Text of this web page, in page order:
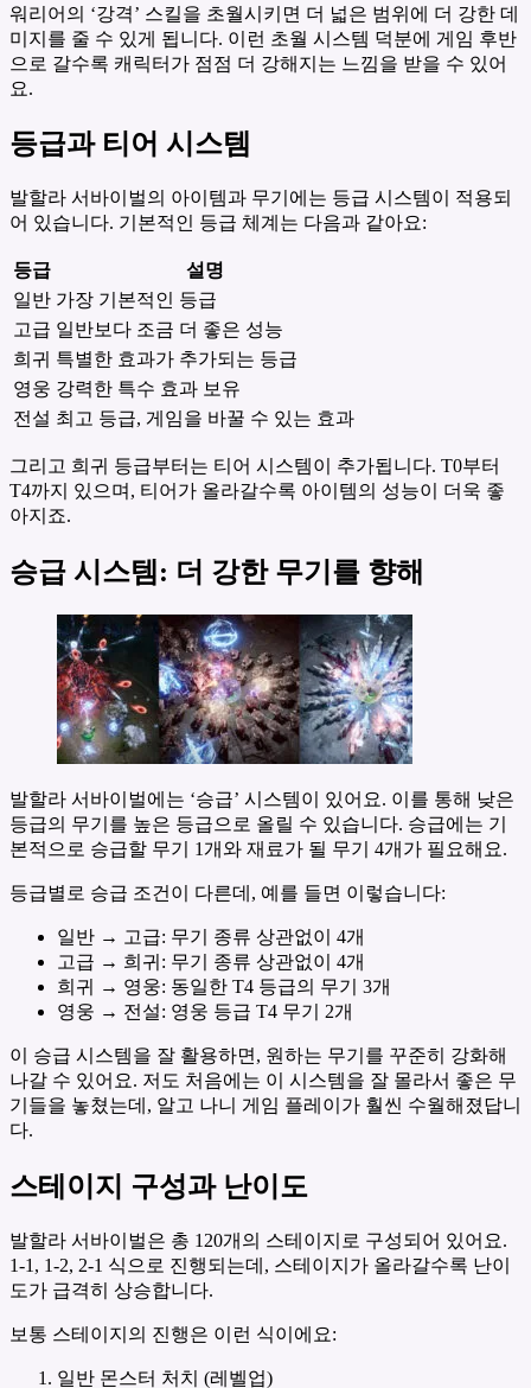
워리어의 ‘강격’ 스킬을 초월시키면 더 넓은 범위에 더 강한 데
미지를 줄 수 있게 됩니다. 이런 초월 시스템 덕분에 게임 후반
으로 갈수록 캐릭터가 점점 더 강해지는 느낌을 받을 수 있어
요.
등급과 티어 시스템
발할라 서바이벌의 아이템과 무기에는 등급 시스템이 적용되
어 있습니다. 기본적인 등급 체계는 다음과 같아요:
등급
설명
일반 가장 기본적인 등급
고급 일반보다 조금 더 좋은 성능
희귀 특별한 효과가 추가되는 등급
영웅 강력한 특수 효과 보유
전설 최고 등급, 게임을 바꿀 수 있는 효과
그리고 희귀 등급부터는 티어 시스템이 추가됩니다. T0부터
T4까지 있으며, 티어가 올라갈수록 아이템의 성능이 더욱 좋
아지죠.
승급 시스템: 더 강한 무기를 향해
발할라 서바이벌에는 ‘승급’ 시스템이 있어요. 이를 통해 낮은
등급의 무기를 높은 등급으로 올릴 수 있습니다. 승급에는 기
본적으로 승급할 무기 1개와 재료가 될 무기 4개가 필요해요.
등급별로 승급 조건이 다른데, 예를 들면 이렇습니다:
일반 → 고급: 무기 종류 상관없이 4개
고급 → 희귀: 무기 종류 상관없이 4개
희귀 → 영웅: 동일한 T4 등급의 무기 3개
영웅 → 전설: 영웅 등급 T4 무기 2개
이 승급 시스템을 잘 활용하면, 원하는 무기를 꾸준히 강화해
나갈 수 있어요. 저도 처음에는 이 시스템을 잘 몰라서 좋은 무
기들을 놓쳤는데, 알고 나니 게임 플레이가 훨씬 수월해졌답니
다.
스테이지 구성과 난이도
발할라 서바이벌은 총 120개의 스테이지로 구성되어 있어요.
1-1, 1-2, 2-1 식으로 진행되는데, 스테이지가 올라갈수록 난이
도가 급격히 상승합니다.
보통 스테이지의 진행은 이런 식이에요:
일반 몬스터 처치 (레벨업)